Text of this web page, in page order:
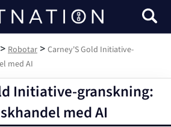
Bitnation
> Robotar > Carney'S Gold Initiative-
med AI
Initiative-granskning:
med AI